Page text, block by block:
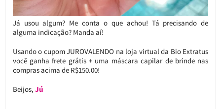
Já usou algum? Me conta o que achou! Tá precisando de
alguma indicação? Manda aí!
Usando o cupom JUROVALENDO na loja virtual da Bio Extratus
você ganha frete grátis + uma máscara capilar de brinde nas
compras acima de R$150.00!
Beijos, Jú